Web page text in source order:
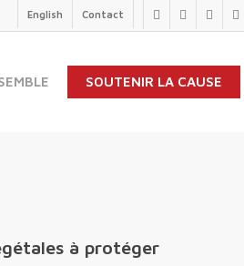
twitterfacebooklinkedin
English Contact
SOUTENIR LA CAUSE
à protéger